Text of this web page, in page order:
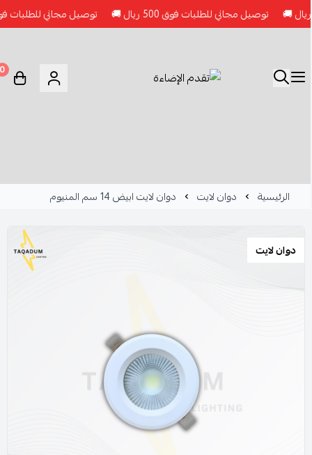
توصيل مجاني للطلبات فوق 500 ريال 🚚 توصيل مجاني للطلبات فوق 500 ريال 🚚
0
الرئيسية دوان لايت دوان لايت ابيض 14 سم المنيوم
دوان لايت